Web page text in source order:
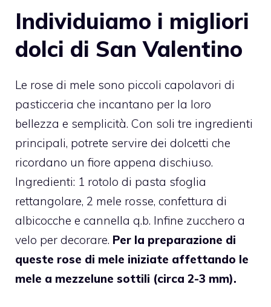
Individuiamo i migliori
dolci di San Valentino
Le rose di mele sono piccoli capolavori di
pasticceria che incantano per la loro
bellezza e semplicità. Con soli tre ingredienti
principali, potrete servire dei dolcetti che
ricordano un fiore appena dischiuso.
Ingredienti: 1 rotolo di pasta sfoglia
rettangolare, 2 mele rosse, confettura di
albicocche e cannella q.b. Infine zucchero a
velo per decorare. Per la preparazione di
queste rose di mele iniziate affettando le
mele a mezzelune sottili (circa 2-3 mm).